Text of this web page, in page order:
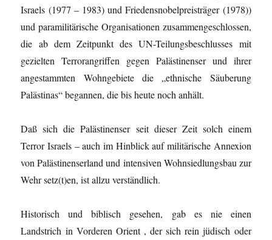
Israels (1977 – 1983) und Friedensnobelpreisträger (1978))
und paramilitärische Organisationen zusammengeschlossen,
die ab dem Zeitpunkt des UN-Teilungsbeschlusses mit
gezielten Terrorangriffen gegen Palästinenser und ihrer
angestammten Wohngebiete die „ethnische Säuberung
Palästinas“ begannen, die bis heute noch anhält.
Daß sich die Palästinenser seit dieser Zeit solch einem
Terror Israels – auch im Hinblick auf militärische Annexion
von Palästinenserland und intensiven Wohnsiedlungsbau zur
Wehr setz(t)en, ist allzu verständlich.
Historisch und biblisch gesehen, gab es nie einen
Landstrich in Vorderen Orient , der sich rein jüdisch oder